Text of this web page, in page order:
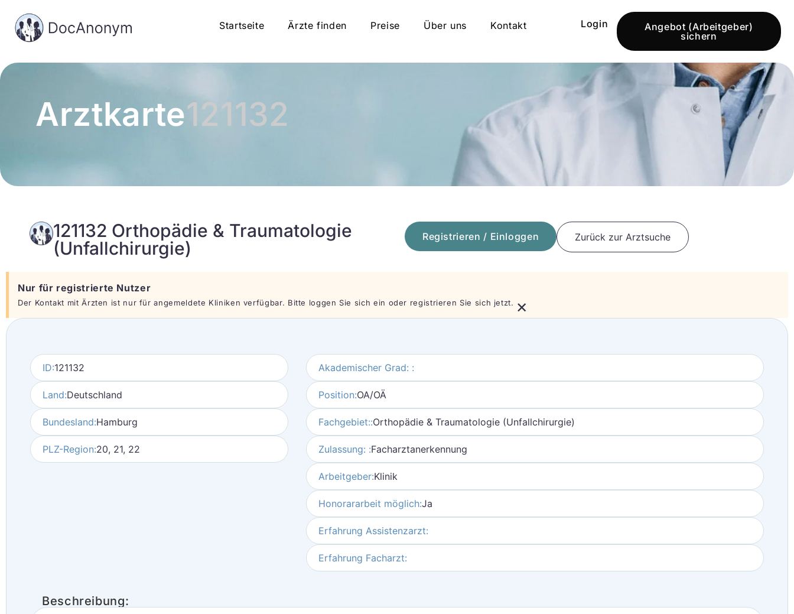
Startseite Ärzte finden Preise Über uns Kontakt Login
Angebot (Arbeitgeber)
sichern
Arztkarte121132
121132 Orthopädie & Traumatologie
(Unfallchirurgie)
Registrieren / Einloggen Zurück zur Arztsuche
Nur für registrierte Nutzer
Der Kontakt mit Ärzten ist nur für angemeldete Kliniken verfügbar. Bitte loggen Sie sich ein oder registrieren Sie sich jetzt. ×
ID:121132
Land:Deutschland
Bundesland:Hamburg
PLZ-Region:20, 21, 22
Akademischer Grad: :
Position:OA/OÄ
Fachgebiet::Orthopädie & Traumatologie (Unfallchirurgie)
Zulassung: :Facharztanerkennung
Arbeitgeber:Klinik
Honorararbeit möglich:Ja
Erfahrung Assistenzarzt:
Erfahrung Facharzt:
Beschreibung: